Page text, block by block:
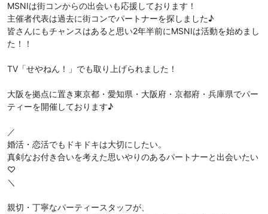
MSNIは街コンからの出会いも応援しております！
主催者代表は過去に街コンでパートナーを探しました♪
皆さんにもチャンスはあると思い2年半前にMSNIは活動を始めまし
た！！
TV「せやねん！」でも取り上げられました！
大阪を拠点に置き東京都・愛知県・大阪府・京都府・兵庫県でパー
ティーを開催しております♪
／
婚活・恋活でもドキドキは大切にしたい。
真剣なお付き合いを考えた思いやりのあるパートナーと出会いたい
♡
＼
親切・丁寧なパーティースタッフが、